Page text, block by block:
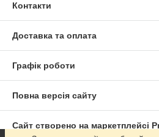
Контакти
Доставка та оплата
Графік роботи
Повна версія сайту
Сайт створено на маркетплейсі